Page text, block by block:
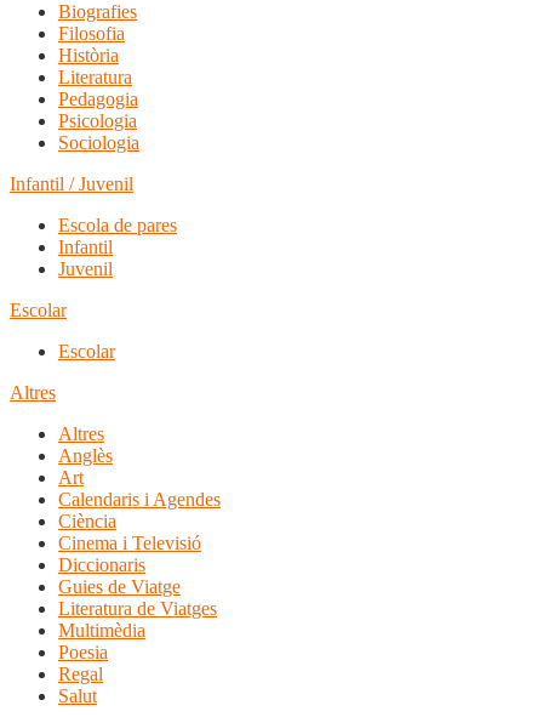
Biografies
Filosofia
Història
Literatura
Pedagogia
Psicologia
Sociologia
Infantil / Juvenil
Escola de pares
Infantil
Juvenil
Escolar
Escolar
Altres
Altres
Anglès
Art
Calendaris i Agendes
Ciència
Cinema i Televisió
Diccionaris
Guies de Viatge
Literatura de Viatges
Multimèdia
Poesia
Regal
Salut